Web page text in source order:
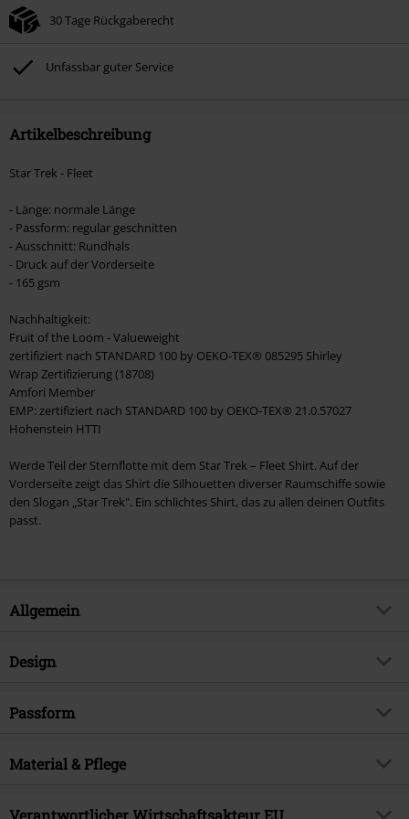
Nicht mit anderen Aktionscodes kombinierbar. Von der Reduzierung
Böhse Onkelz, Broilers, Die Ärzte, Die Toten Hosen, Metality, Gutscheine &
Artikel, die einen Spendenbeitrag beinhalten.
30 Tage Rückgaberecht
Unfassbar guter Service
Artikelbeschreibung
Star Trek - Fleet
- Länge: normale Länge
- Passform: regular geschnitten
- Ausschnitt: Rundhals
- Druck auf der Vorderseite
- 165 gsm
Nachhaltigkeit:
Fruit of the Loom - Valueweight
zertifiziert nach STANDARD 100 by OEKO-TEX® 085295 Shirley
Wrap Zertifizierung (18708)
Amfori Member
EMP: zertifiziert nach STANDARD 100 by OEKO-TEX® 21.0.57027
Hohenstein HTTI
Werde Teil der Sternflotte mit dem Star Trek – Fleet Shirt. Auf der
Vorderseite zeigt das Shirt die Silhouetten diverser Raumschiffe sowie
den Slogan „Star Trek". Ein schlichtes Shirt, das zu allen deinen Outfits
passt.
Allgemein
Artikelnummer:
Exklusiv bei EMP
Lizenz
offiziell lizenziertes Produkt
Design
Produkt-Typ
Bedruckt
Passform
Passform/Oberteile
Material & Pflege
Obermaterial 100% Baumwolle